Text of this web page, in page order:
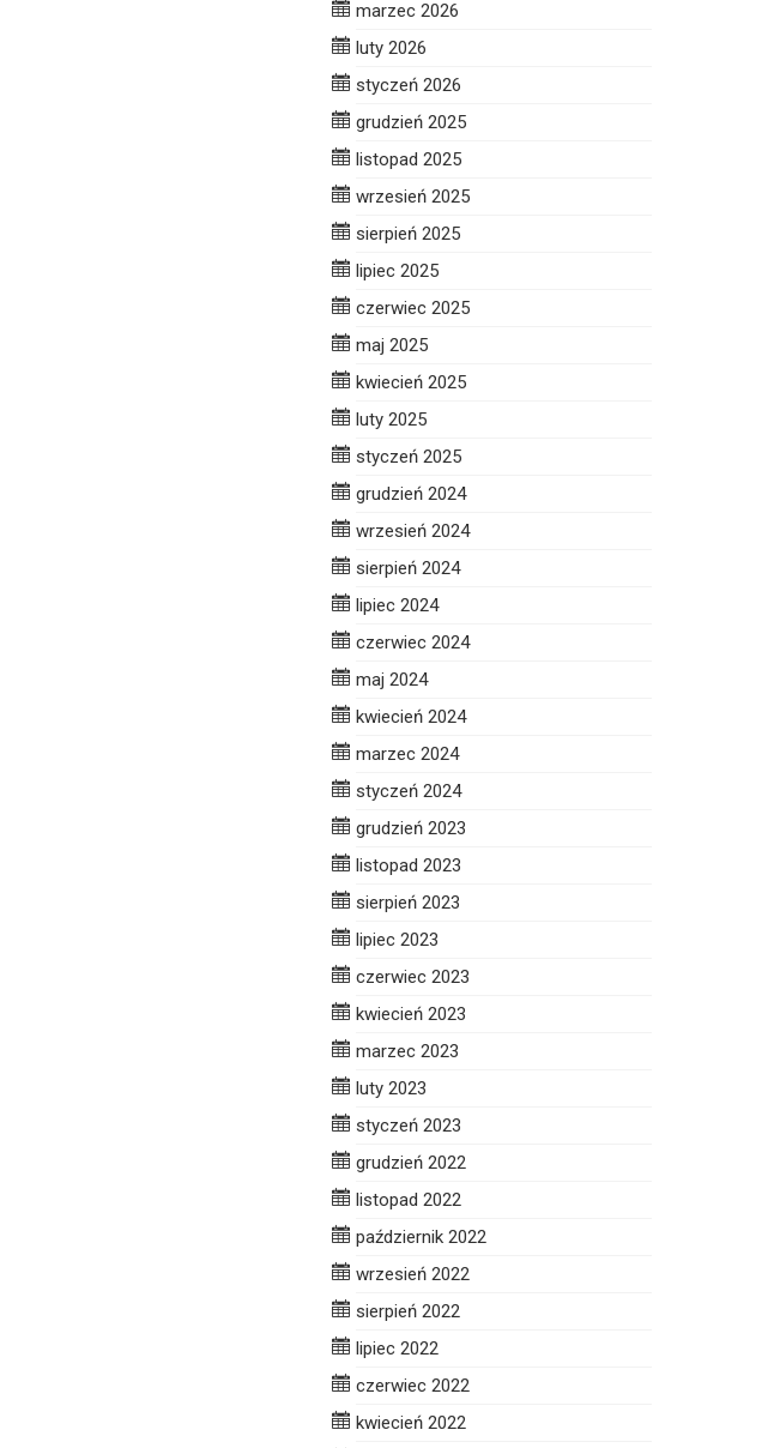
marzec 2026
luty 2026
styczeń 2026
grudzień 2025
listopad 2025
wrzesień 2025
sierpień 2025
lipiec 2025
czerwiec 2025
maj 2025
kwiecień 2025
luty 2025
styczeń 2025
grudzień 2024
wrzesień 2024
sierpień 2024
lipiec 2024
czerwiec 2024
maj 2024
kwiecień 2024
marzec 2024
styczeń 2024
grudzień 2023
listopad 2023
sierpień 2023
lipiec 2023
czerwiec 2023
kwiecień 2023
marzec 2023
luty 2023
styczeń 2023
grudzień 2022
listopad 2022
październik 2022
wrzesień 2022
sierpień 2022
lipiec 2022
czerwiec 2022
kwiecień 2022